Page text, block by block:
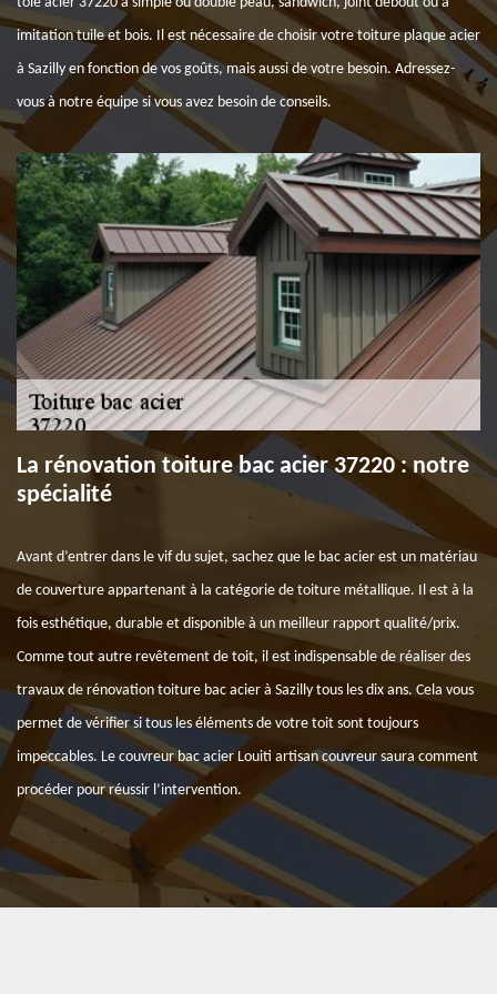
imitation tuile et bois. Il est nécessaire de choisir votre toiture plaque acier
à Sazilly en fonction de vos goûts, mais aussi de votre besoin. Adressez-
vous à notre équipe si vous avez besoin de conseils.
La rénovation toiture bac acier 37220 : notre
spécialité
Avant d’entrer dans le vif du sujet, sachez que le bac acier est un matériau
de couverture appartenant à la catégorie de toiture métallique. Il est à la
fois esthétique, durable et disponible à un meilleur rapport qualité/prix.
Comme tout autre revêtement de toit, il est indispensable de réaliser des
travaux de rénovation toiture bac acier à Sazilly tous les dix ans. Cela vous
permet de vérifier si tous les éléments de votre toit sont toujours
impeccables. Le couvreur bac acier Louiti artisan couvreur saura comment
procéder pour réussir l’intervention.